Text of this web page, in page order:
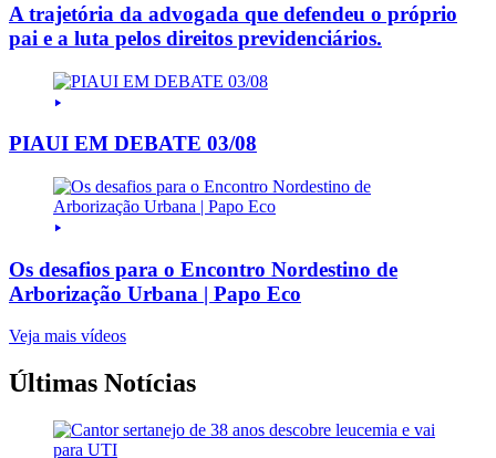
A trajetória da advogada que defendeu o próprio
pai e a luta pelos direitos previdenciários.
PIAUI EM DEBATE 03/08
Os desafios para o Encontro Nordestino de
Arborização Urbana | Papo Eco
Veja mais vídeos
Últimas Notícias